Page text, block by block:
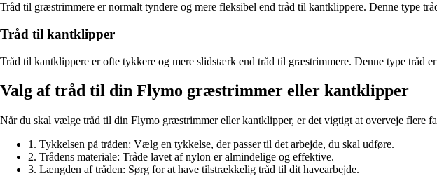
Tråd til græstrimmere er normalt tyndere og mere fleksibel end tråd til kantklippere. Denne type
Tråd til kantklipper
Tråd til kantklippere er ofte tykkere og mere slidstærk end tråd til græstrimmere. Denne type tråd
Valg af tråd til din Flymo græstrimmer eller kantklipper
Når du skal vælge tråd til din Flymo græstrimmer eller kantklipper, er det vigtigt at overveje flere
1. Tykkelsen på tråden: Vælg en tykkelse, der passer til det arbejde, du skal udføre.
2. Trådens materiale: Tråde lavet af nylon er almindelige og effektive.
3. Længden af tråden: Sørg for at have tilstrækkelig tråd til dit havearbejde.